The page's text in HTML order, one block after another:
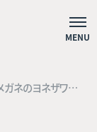
MENU
ガネのヨネザワ
多田大土井店